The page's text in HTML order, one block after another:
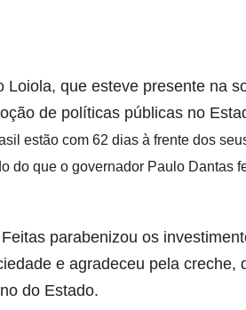
Loiola, que esteve presente na
de políticas públicas no
estão com 62 dias à frente dos
do que o governador Paulo Dantas
parabenizou os
e agradeceu pela creche,
do Estado.